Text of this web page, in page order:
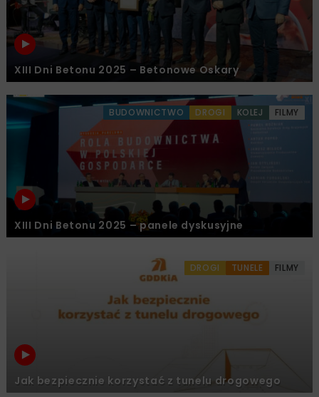
XIII Dni Betonu 2025 – Betonowe Oskary
BUDOWNICTWO DROGI KOLEJ FILMY
XIII Dni Betonu 2025 – panele dyskusyjne
DROGI TUNELE FILMY
Jak bezpiecznie korzystać z tunelu drogowego